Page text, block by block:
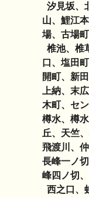
汐見坂、
山、鯉江
場、古場
椎池、椎
口、塩田
開町、新
上納、末
木町、セ
樽水、樽
丘、天竺
飛渡川、
長峰一ノ
峰四ノ切
西之口、